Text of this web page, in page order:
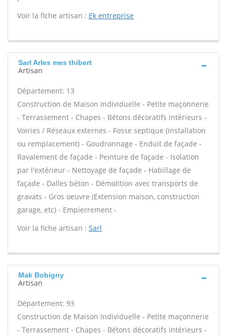
Voir la fiche artisan : Ek entreprise
Sarl Arles mes thibert
Artisan
Département: 13
Construction de Maison Individuelle - Petite maçonnerie
- Terrassement - Chapes - Bétons décoratifs intérieurs -
Voiries / Réseaux externes - Fosse septique (installation
ou remplacement) - Goudronnage - Enduit de façade -
Ravalement de façade - Peinture de façade - Isolation
par l'extérieur - Nettoyage de façade - Habillage de
façade - Dalles béton - Démolition avec transports de
gravats - Gros oeuvre (Extension maison, construction
garage, etc) - Empierrement -
Voir la fiche artisan : Sarl
Mak Bobigny
Artisan
Département: 93
Construction de Maison Individuelle - Petite maçonnerie
- Terrassement - Chapes - Bétons décoratifs intérieurs -